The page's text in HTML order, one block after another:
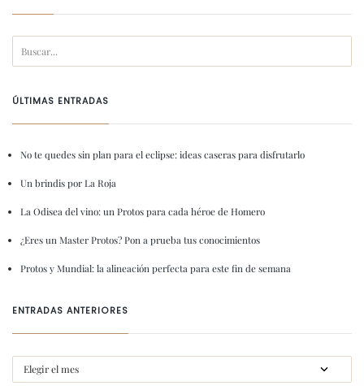
ÚLTIMAS ENTRADAS
No te quedes sin plan para el eclipse: ideas caseras para disfrutarlo
Un brindis por La Roja
La Odisea del vino: un Protos para cada héroe de Homero
¿Eres un Master Protos? Pon a prueba tus conocimientos
Protos y Mundial: la alineación perfecta para este fin de semana
ENTRADAS ANTERIORES